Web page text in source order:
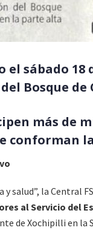
el sábado
Bosque
más de
conforman la
y salud”, la Central
al Servicio del
de Xochipilli en la